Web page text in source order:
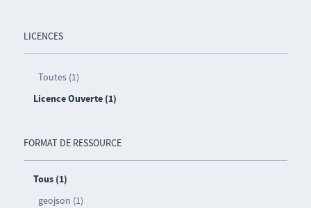
LICENCES
Toutes (1)
Licence Ouverte (1)
FORMAT DE RESSOURCE
Tous (1)
geojson (1)